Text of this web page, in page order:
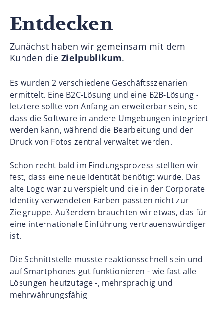
Entdecken
Zunächst haben wir gemeinsam mit dem
Kunden die Zielpublikum.
Es wurden 2 verschiedene Geschäftsszenarien
ermittelt. Eine B2C-Lösung und eine B2B-Lösung -
letztere sollte von Anfang an erweiterbar sein, so
dass die Software in andere Umgebungen integriert
werden kann, während die Bearbeitung und der
Druck von Fotos zentral verwaltet werden.
Schon recht bald im Findungsprozess stellten wir
fest, dass eine neue Identität benötigt wurde. Das
alte Logo war zu verspielt und die in der Corporate
Identity verwendeten Farben passten nicht zur
Zielgruppe. Außerdem brauchten wir etwas, das für
eine internationale Einführung vertrauenswürdiger
ist.
Die Schnittstelle musste reaktionsschnell sein und
auf Smartphones gut funktionieren - wie fast alle
Lösungen heutzutage -, mehrsprachig und
mehrwährungsfähig.